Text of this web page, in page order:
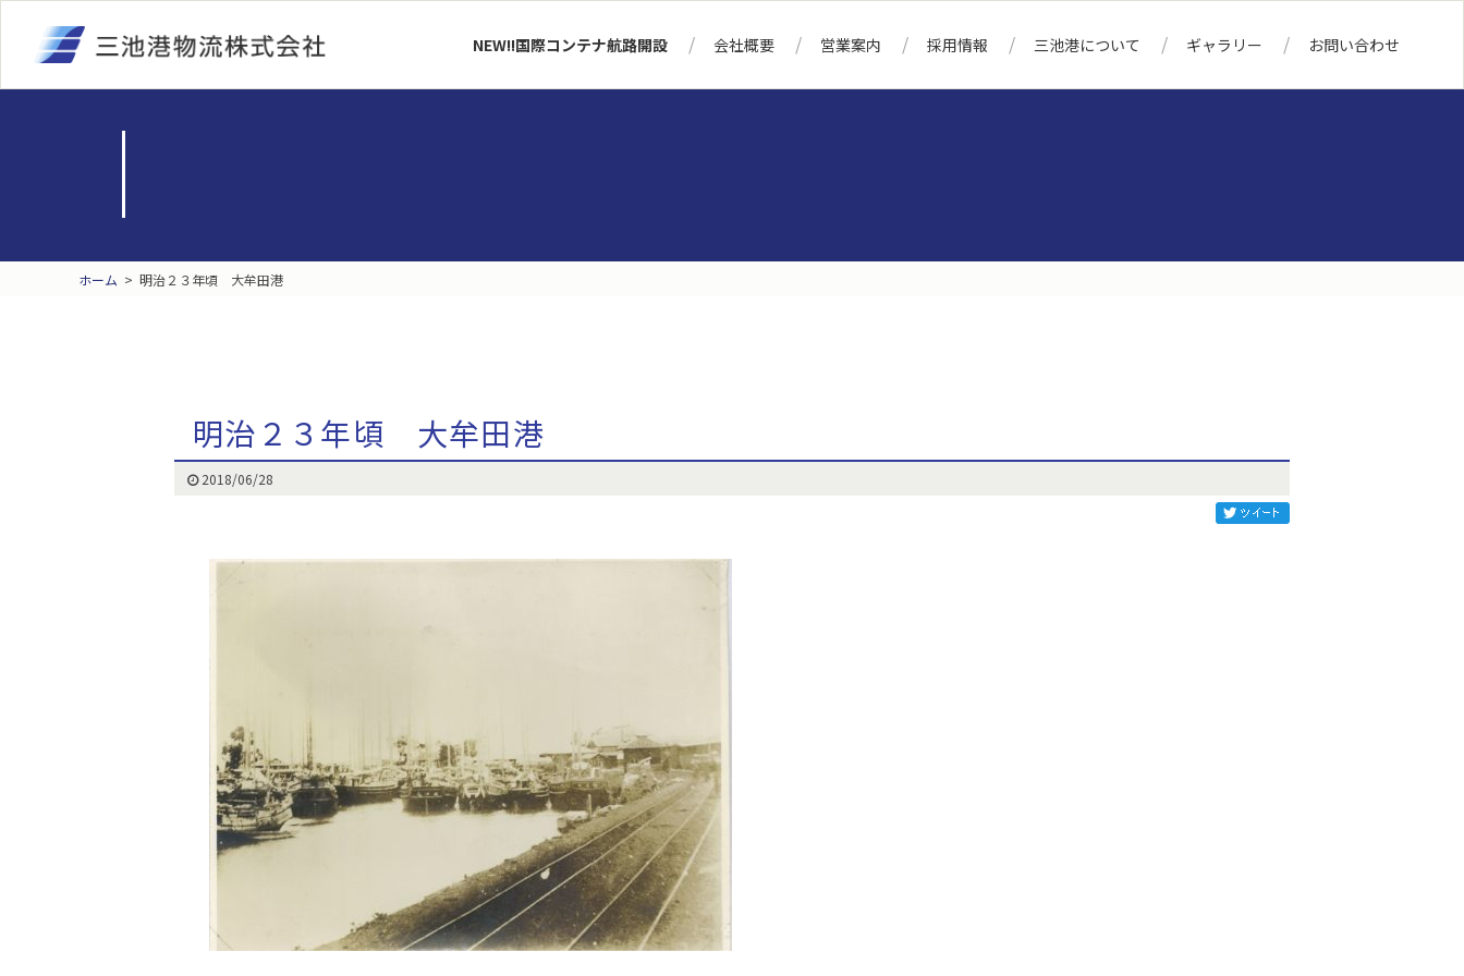
NEW!!国際コンテナ航路開設 会社概要 営業案内 採用情報 三池港について ギャラリー お問い合わせ
ホーム > 明治２３年頃 大牟田港
明治２３年頃 大牟田港
2018/06/28